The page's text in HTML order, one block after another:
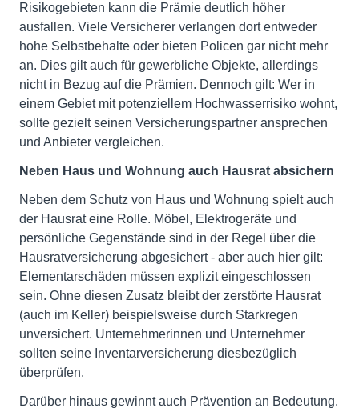
Risikogebieten kann die Prämie deutlich höher
ausfallen. Viele Versicherer verlangen dort entweder
hohe Selbstbehalte oder bieten Policen gar nicht mehr
an. Dies gilt auch für gewerbliche Objekte, allerdings
nicht in Bezug auf die Prämien. Dennoch gilt: Wer in
einem Gebiet mit potenziellem Hochwasserrisiko wohnt,
sollte gezielt seinen Versicherungspartner ansprechen
und Anbieter vergleichen.
Neben Haus und Wohnung auch Hausrat absichern
Neben dem Schutz von Haus und Wohnung spielt auch
der Hausrat eine Rolle. Möbel, Elektrogeräte und
persönliche Gegenstände sind in der Regel über die
Hausratversicherung abgesichert - aber auch hier gilt:
Elementarschäden müssen explizit eingeschlossen
sein. Ohne diesen Zusatz bleibt der zerstörte Hausrat
(auch im Keller) beispielsweise durch Starkregen
unversichert. Unternehmerinnen und Unternehmer
sollten seine Inventarversicherung diesbezüglich
überprüfen.
Darüber hinaus gewinnt auch Prävention an Bedeutung.